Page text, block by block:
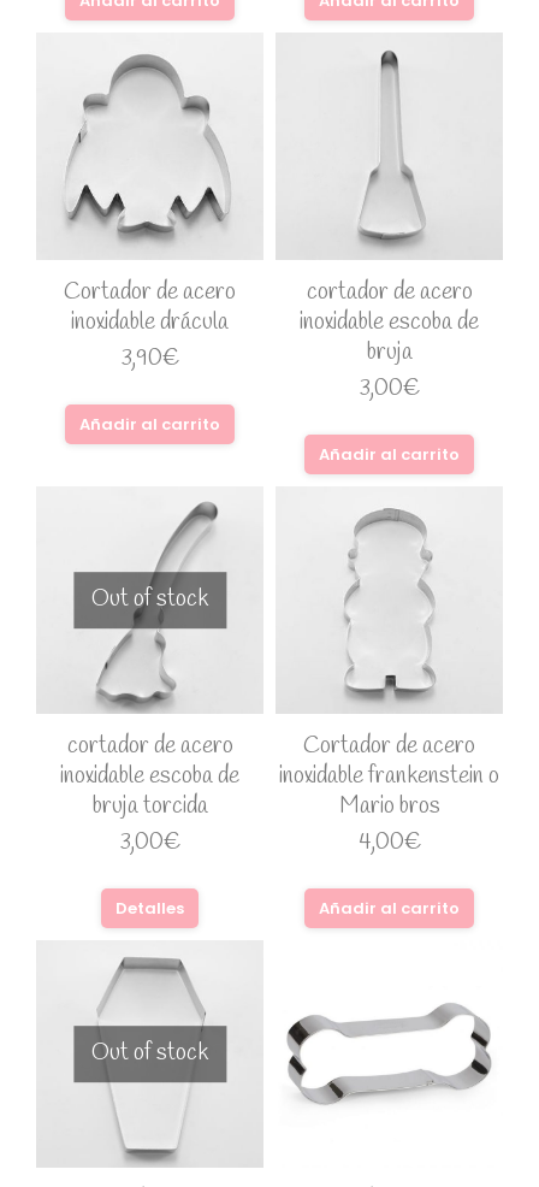
Cortador de acero
inoxidable drácula
3,90€
Añadir al carrito
cortador de acero
inoxidable escoba de
bruja
3,00€
Añadir al carrito
Out of stock
cortador de acero
inoxidable escoba de
bruja torcida
3,00€
Detalles
Cortador de acero
inoxidable frankenstein o
Mario bros
4,00€
Añadir al carrito
Out of stock